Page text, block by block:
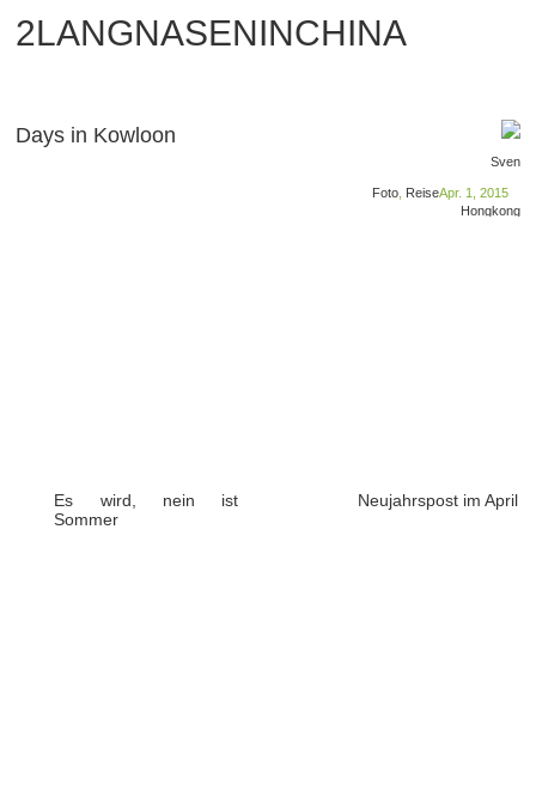
2LANGNASENINCHINA
Days in Kowloon
Sven
Apr. 1, 2015
Foto, Reise
Hongkong
Es wird, nein ist
Sommer
Neujahrspost im April